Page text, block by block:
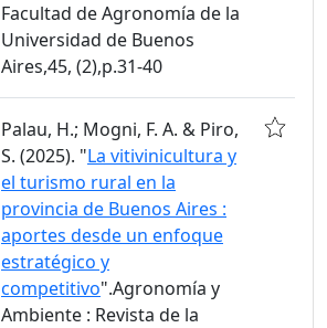
Facultad de Agronomía de la
Universidad de Buenos
Aires,45, (2),p.31-40
Palau, H.; Mogni, F. A. & Piro,
S. (2025). "La vitivinicultura y
el turismo rural en la
provincia de Buenos Aires :
aportes desde un enfoque
estratégico y
competitivo".Agronomía y
Ambiente : Revista de la